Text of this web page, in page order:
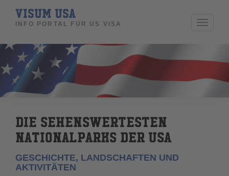
Toggle
VISUM USA
INFO PORTAL FÜR US VISA
DIE SEHENSWERTESTEN
NATIONALPARKS DER USA
GESCHICHTE, LANDSCHAFTEN UND
AKTIVITÄTEN